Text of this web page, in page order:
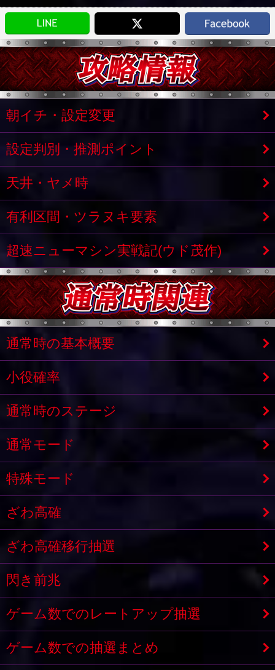
朝イチ・設定変更
設定判別・推測ポイント
天井・ヤメ時
有利区間・ツラヌキ要素
超速ニューマシン実戦記(ウド茂作)
通常時の基本概要
小役確率
通常時のステージ
通常モード
特殊モード
ざわ高確
ざわ高確移行抽選
閃き前兆
ゲーム数でのレートアップ抽選
ゲーム数での抽選まとめ